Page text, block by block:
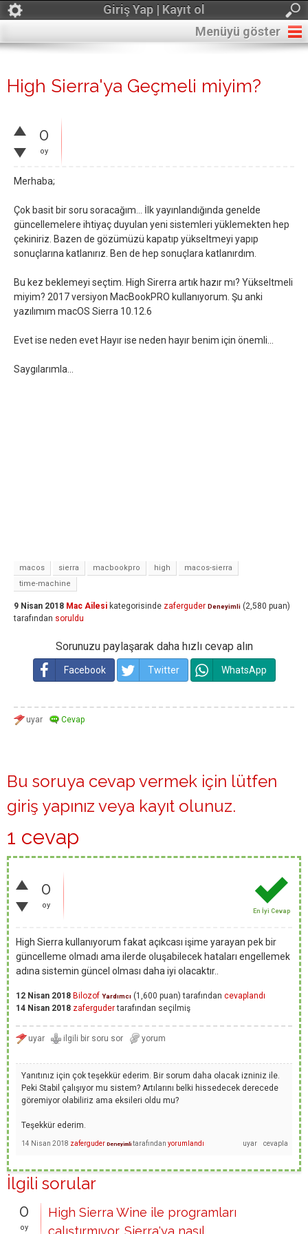
Giriş Yap | Kayıt ol
Menüyü göster
High Sierra'ya Geçmeli miyim?
0
oy
Merhaba;
Çok basit bir soru soracağım... İlk yayınlandığında genelde
güncellemelere ihtiyaç duyulan yeni sistemleri yüklemekten hep
çekiniriz. Bazen de gözümüzü kapatıp yükseltmeyi yapıp
sonuçlarına katlanırız. Ben de hep sonuçlara katlanırdım.
Bu kez beklemeyi seçtim. High Sirerra artık hazır mı? Yükseltmeli
miyim? 2017 versiyon MacBookPRO kullanıyorum. Şu anki
yazılımım macOS Sierra 10.12.6
Evet ise neden evet Hayır ise neden hayır benim için önemli...
Saygılarımla...
macos sierra macbookpro high
macos-sierra
time-machine
9 Nisan 2018 Mac Ailesi kategorisinde zaferguder Deneyimli (2,580 puan)
tarafından soruldu
Sorunuzu paylaşarak daha hızlı cevap alın
Facebook Twitter WhatsApp
Bu soruya cevap vermek için lütfen
giriş yapınız veya kayıt olunuz.
1 cevap
0
oy
En İyi Cevap
High Sierra kullanıyorum fakat açıkcası işime yarayan pek bir
güncelleme olmadı ama ilerde oluşabilecek hataları engellemek
adına sistemin güncel olması daha iyi olacaktır..
12 Nisan 2018 Bilozof Yardımcı (1,600 puan) tarafından cevaplandı
14 Nisan 2018 zafergudertarafından seçilmiş
Yanıtınız için çok teşekkür ederim. Bir sorum daha olacak izniniz ile.
Peki Stabil çalışıyor mu sistem? Artılarını belki hissedecek derecede
göremiyor olabiliriz ama eksileri oldu mu?
Teşekkür ederim.
14 Nisan 2018 zaferguder Deneyimli tarafından yorumlandı
İlgili sorular
0
oy
High Sierra Wine ile programları
çalıştırmıyor, Sierra'ya nasıl